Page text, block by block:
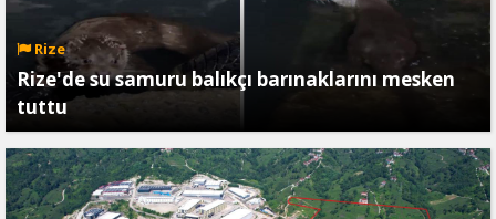
Rize
Rize'de su samuru balıkçı barınaklarını mesken
tuttu